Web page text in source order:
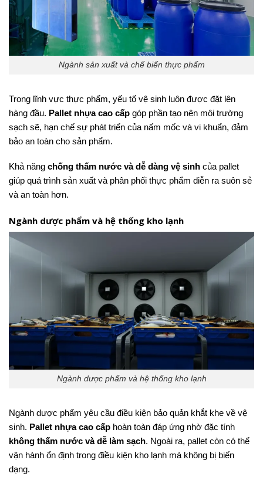
Ngành sản xuất và chế biến thực phẩm
Trong lĩnh vực thực phẩm, yếu tố vệ sinh luôn được đặt lên
hàng đầu. Pallet nhựa cao cấp góp phần tạo nên môi trường
sạch sẽ, hạn chế sự phát triển của nấm mốc và vi khuẩn, đảm
bảo an toàn cho sản phẩm.
Khả năng chống thấm nước và dễ dàng vệ sinh của pallet
giúp quá trình sản xuất và phân phối thực phẩm diễn ra suôn sẻ
và an toàn hơn.
Ngành dược phẩm và hệ thống kho lạnh
Ngành dược phẩm và hệ thống kho lạnh
Ngành dược phẩm yêu cầu điều kiện bảo quản khắt khe về vệ
sinh. Pallet nhựa cao cấp hoàn toàn đáp ứng nhờ đặc tính
không thấm nước và dễ làm sạch. Ngoài ra, pallet còn có thể
vận hành ổn định trong điều kiện kho lạnh mà không bị biến
dạng.